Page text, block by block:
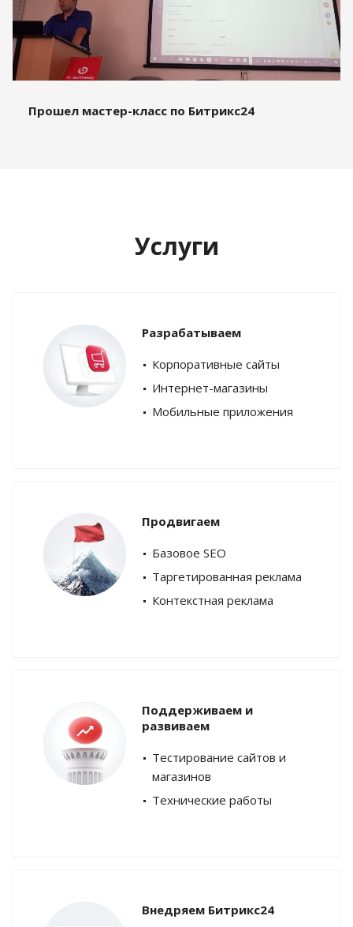
Прошел мастер-класс по Битрикс24
Услуги
Разрабатываем
Корпоративные сайты
Интернет-магазины
Мобильные приложения
Продвигаем
Базовое SEO
Таргетированная реклама
Контекстная реклама
Поддерживаем и
развиваем
Тестирование сайтов и
магазинов
Технические работы
Внедряем Битрикс24